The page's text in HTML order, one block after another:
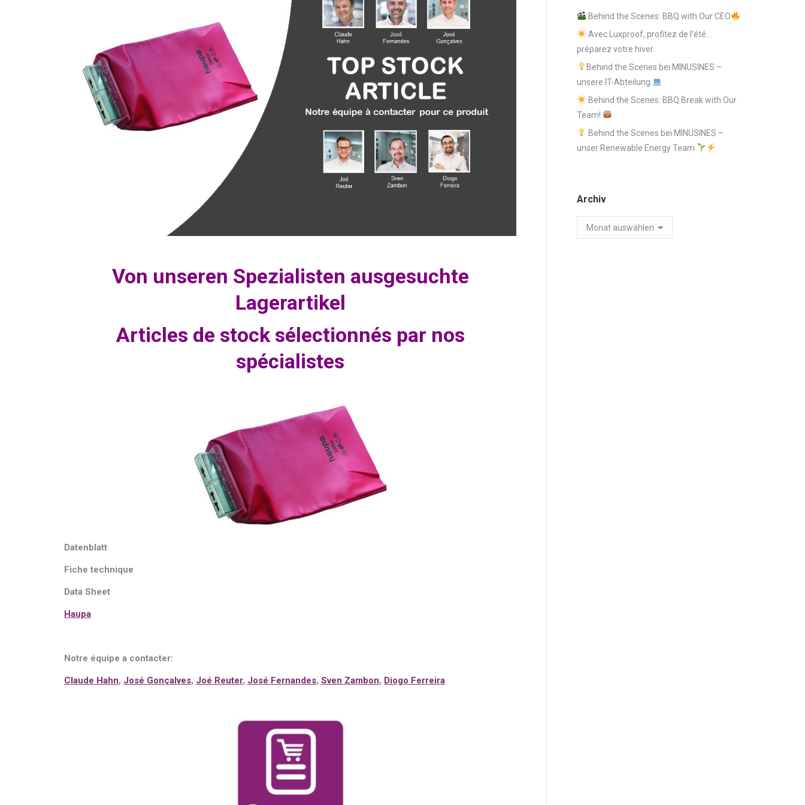
Von unseren Spezialisten ausgesuchte
Lagerartikel
Articles de stock sélectionnés par nos
spécialistes
Datenblatt
Fiche technique
Data Sheet
Haupa
Notre équipe a contacter:
Claude Hahn, José Gonçalves, Joé Reuter, José Fernandes, Sven Zambon, Diogo Ferreira
Behind the Scenes: BBQ with Our CEO
Avec Luxproof, profitez de l’été…
préparez votre hiver.
Behind the Scenes bei MINUSINES –
unsere IT-Abteilung
Behind the Scenes: BBQ Break with Our
Team!
Behind the Scenes bei MINUSINES –
unser Renewable Energy Team
Archiv
Archiv